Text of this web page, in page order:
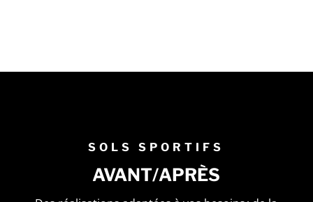
SOLS SPORTIFS
AVANT/APRÈS